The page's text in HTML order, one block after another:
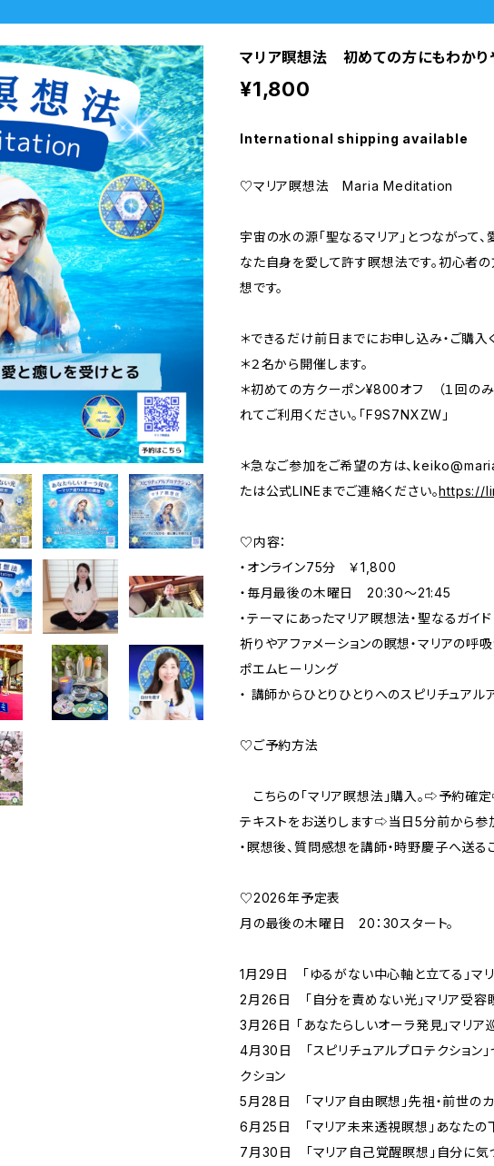
マリア瞑想法 初めての方にもわかり
¥1,800
International shipping available
♡マリア瞑想法 Maria Meditation
宇宙の水の源「聖なるマリア」とつながって、
なた自身を愛して許す瞑想法です。初心者
想です。
＊できるだけ前日までにお申し込み・ご購入
＊２名から開催します。
＊初めての方クーポン¥800オフ （１回のみ
れてご利用ください。「F9S7NXZW」
＊急なご参加をご希望の方は、
たは公式LINEまでご連絡ください。https://
♡内容：
・オンライン75分 ￥1,800
・毎月最後の木曜日 20:30〜21:45
・テーマにあったマリア瞑想法・聖なるガイド
祈りやアファメーションの瞑想・マリアの呼吸
ポエムヒーリング
・ 講師からひとりひとりへのスピリチュアル
♡ご予約方法
こちらの「マリア瞑想法」購入。⇨予約
テキストをお送りします⇨当日5分前から参
・瞑想後、質問感想を講師・時野慶子へ送る
♡2026年予定表
月の最後の木曜日 20：30スタート。
1月29日 「ゆるがない中心軸と立てる」マ
2月26日 「自分を責めない光」マリア受
3月26日 「あなたらしいオーラ発見」マリア
4月30日 「スピリチュアルプロテクション」
クション
5月28日 「マリア自由瞑想」先祖・前世の
6月25日 「マリア未来透視瞑想」あなたの
7月30日 「マリア自己覚醒瞑想」自分に気